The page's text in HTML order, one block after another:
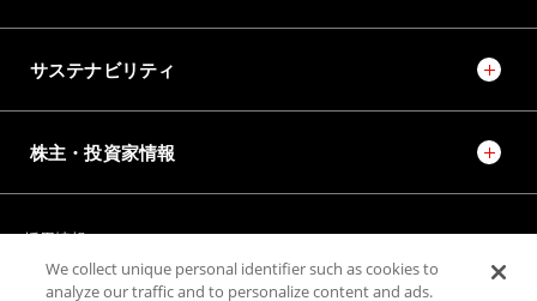
サステナビリティ
株主・投資家情報
採用情報 JTEKT STORIES
JTEKT SPORTS
JTEKT ENGINEERING JOURNAL
施設紹介
We collect unique personal identifier such as cookies to
analyze our traffic and to personalize content and ads.